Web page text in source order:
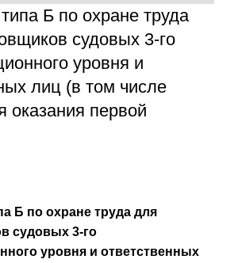
Б по охране труда
судовых 3-го
уровня и
лиц (в том числе
оказания первой
Б по охране труда для
судовых 3-го
уровня и ответственных